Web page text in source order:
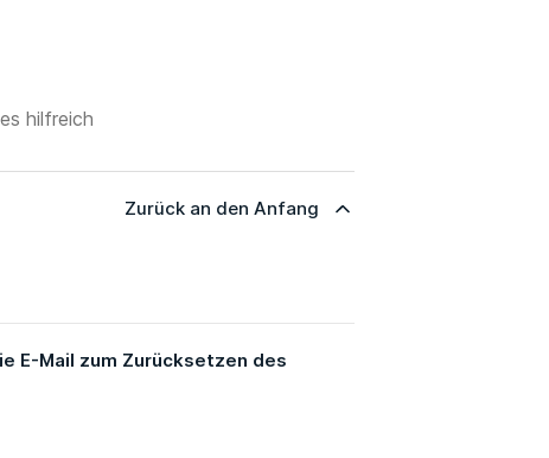
hilfreich
Zurück an den Anfang
E-Mail zum Zurücksetzen des